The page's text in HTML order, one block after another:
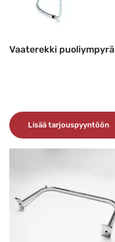
Vaaterekki puoliympyrä
Lisää tarjouspyyntöön